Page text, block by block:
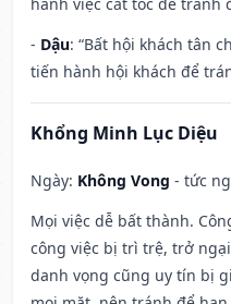
- Dậu: “Bất hội khách tân
tiến hành hội khách để
Khổng Minh Lục Diệu
Ngày: Không Vong - tức
Mọi việc dễ bất thành.
công việc bị trì trệ, trở
danh vọng cũng uy tín bị